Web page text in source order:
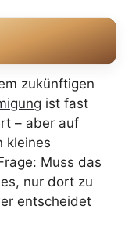
zukünftigen
ist fast
– aber auf
kleines
Muss das
nur dort zu
entscheidet